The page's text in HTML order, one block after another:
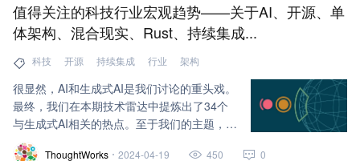
生。
值得关注的科技行业宏观趋势——关于AI、开源、单
体架构、混合现实、Rust、持续集成...
科技 开源 持续集成 行业 架构
很显然，AI和生成式AI是我们讨论的重头戏。
最终，我们在本期技术雷达中提炼出了34个
与生成式AI相关的热点。至于我们的主题，有
两个是专门描述生成式AI的，包括“人工智能
ThoughtWorks 2024-04-19 450 0